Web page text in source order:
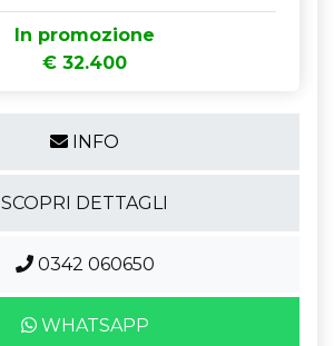
In promozione
€ 32.400
INFO
SCOPRI DETTAGLI
0342 060650
WHATSAPP